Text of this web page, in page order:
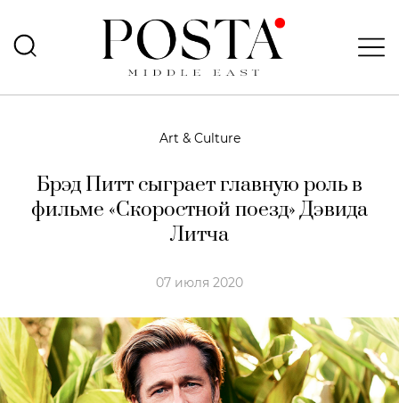
Art & Culture
Брэд Питт сыграет главную роль в
фильме «Скоростной поезд» Дэвида
Литча
07 июля 2020